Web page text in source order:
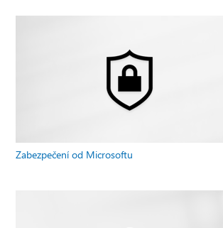
Zabezpečení od Microsoftu